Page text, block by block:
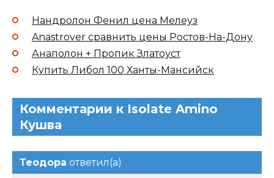
Нандролон Фенил цена Мелеуз
Anastrover сравнить цены Ростов-На-Дону
Анаполон + Пропик Златоуст
Купить Либол 100 Ханты-Мансийск
Комментарии к Isolate Amino
Кушва
Теодора ответил(а)